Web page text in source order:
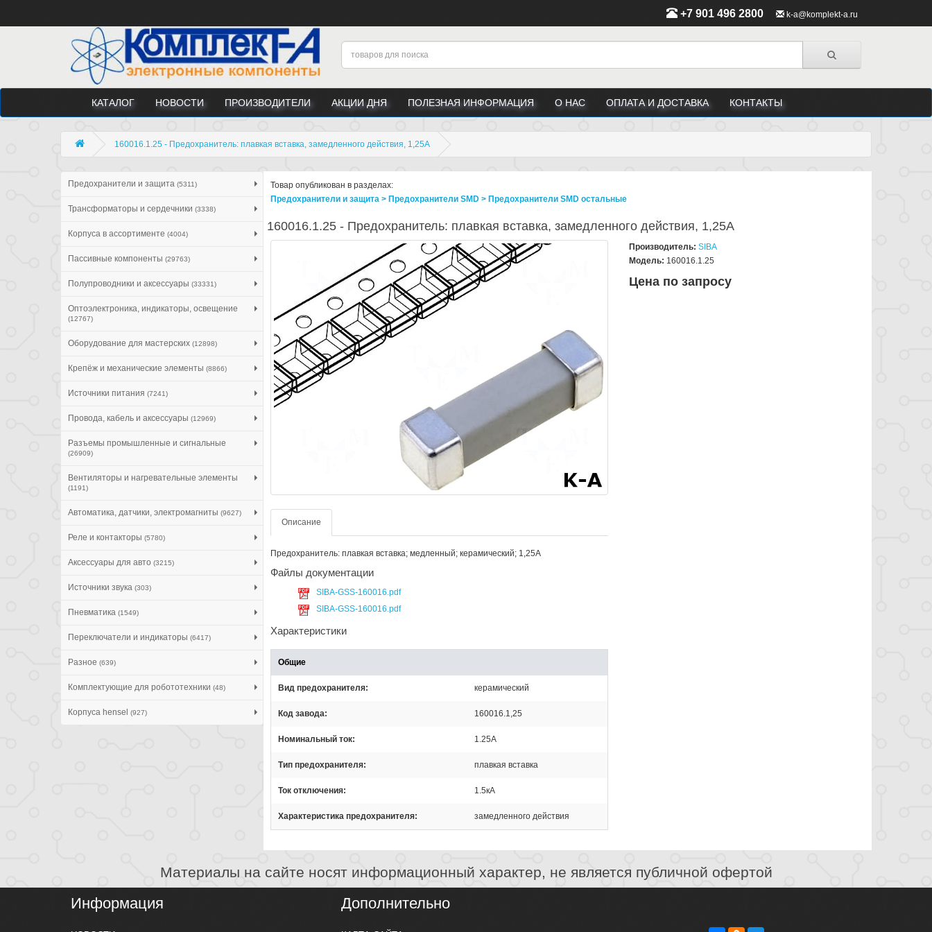
+7 901 496 2800 k-a@komplekt-a.ru
КАТАЛОГ НОВОСТИ ПРОИЗВОДИТЕЛИ АКЦИИ ДНЯ ПОЛЕЗНАЯ ИНФОРМАЦИЯ О НАС ОПЛАТА И ДОСТАВКА КОНТАКТЫ
160016.1.25 - Предохранитель: плавкая вставка, замедленного действия, 1,25А
Предохранители и защита (5311)
Трансформаторы и сердечники (3338)
Корпуса в ассортименте (4004)
Пассивные компоненты (29763)
Полупроводники и аксессуары (33331)
Оптоэлектроника, индикаторы, освещение
(12767)
Оборудование для мастерских (12898)
Крепёж и механические элементы (8866)
Источники питания (7241)
Провода, кабель и аксессуары (12969)
Разъемы промышленные и сигнальные
(26909)
Вентиляторы и нагревательные элементы
(1191)
Автоматика, датчики, электромагниты (9627)
Реле и контакторы (5780)
Аксессуары для авто (3215)
Источники звука (303)
Пневматика (1549)
Переключатели и индикаторы (6417)
Разное (639)
Комплектующие для робототехники (48)
Корпуса hensel (927)
Товар опубликован в разделах:
Предохранители и защита > Предохранители SMD > Предохранители SMD остальные
160016.1.25 - Предохранитель: плавкая вставка, замедленного действия, 1,25А
Описание
Предохранитель: плавкая вставка; медленный; керамический; 1,25А
Файлы документации
SIBA-GSS-160016.pdf
SIBA-GSS-160016.pdf
Характеристики
Общие
Вид предохранителя керамический
Код завода 160016.1,25
Номинальный ток 1.25А
Тип предохранителя плавкая вставка
Ток отключения 1.5кА
Характеристика предохранителя замедленного действия
Производитель: SIBA
Модель: 160016.1.25
Цена по запросу
Материалы на сайте носят информационный характер, не является публичной офертой
Информация Дополнительно